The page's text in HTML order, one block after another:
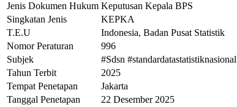
Jenis Dokumen Hukum Keputusan Kepala BPS
Singkatan Jenis
KEPKA
T.E.U
Indonesia, Badan Pusat Statistik
Nomor Peraturan
996
Subjek
#Sdsn #standardatastatistiknasional
Tahun Terbit
2025
Tempat Penetapan
Jakarta
Tanggal Penetapan
22 Desember 2025